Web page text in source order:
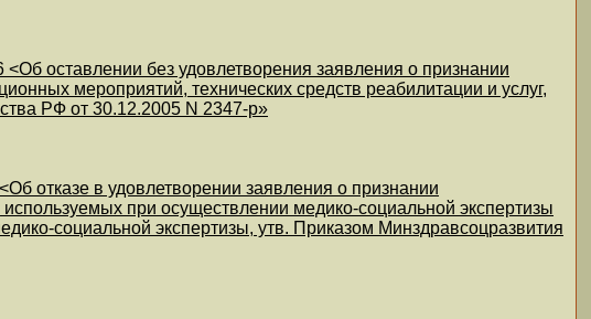
оставлении без удовлетворения заявления о признании
мероприятий, технических средств реабилитации и услуг,
РФ от 30.12.2005 N 2347-р»
отказе в удовлетворении заявления о признании
при осуществлении медико-социальной экспертизы
социальной экспертизы, утв. Приказом Минздравсоцразвития